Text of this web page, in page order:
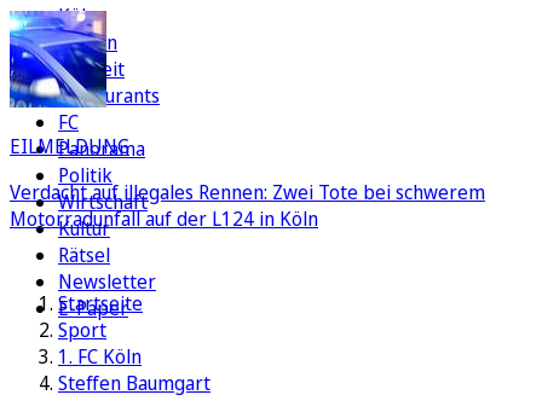
Köln
Region
Freizeit
Restaurants
FC
Panorama
Politik
Wirtschaft
Kultur
Rätsel
Newsletter
E-Paper
EILMELDUNG
Verdacht auf illegales Rennen: Zwei Tote bei schwerem
Motorradunfall auf der L124 in Köln
Startseite
Sport
1. FC Köln
Steffen Baumgart